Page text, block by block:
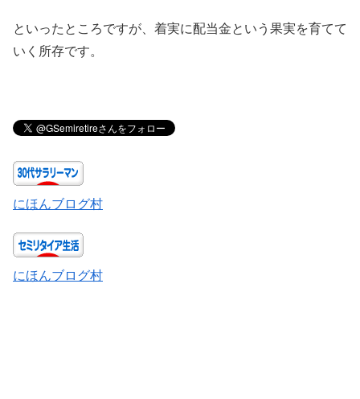
といったところですが、着実に配当金という果実を育てて
いく所存です。
にほんブログ村
にほんブログ村